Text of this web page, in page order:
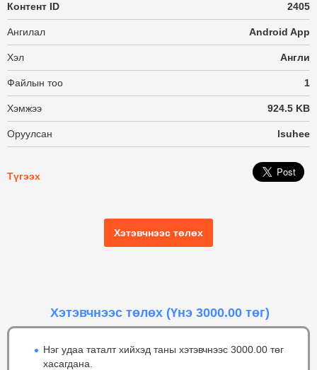
Контент ID 2405
Ангилал Android App
Хэл Англи
Файлын тоо 1
Хэмжээ 924.5 KB
Оруулсан lsuhee
Түгээх
Хэтэвчнээс төлөх
Хэтэвчнээс төлөх (Үнэ 3000.00 төг)
Нэг удаа таталт хийхэд таны хэтэвчнээс 3000.00 төг
хасагдана.